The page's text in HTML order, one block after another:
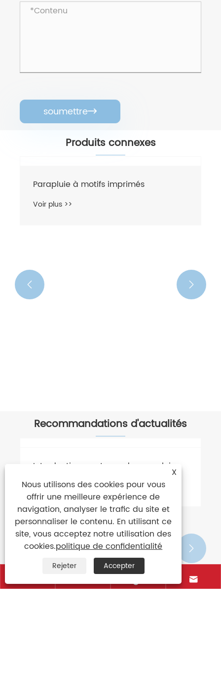
soumettre
Produits connexes
 
Recommandations d'actualités


X
Nous utilisons des cookies pour vous
offrir une meilleure expérience de
navigation, analyser le trafic du site et
personnaliser le contenu. En utilisant ce
site, vous acceptez notre utilisation des
cookies.politique de confidentialité
Rejeter Accepter